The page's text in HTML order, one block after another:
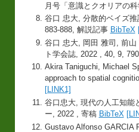
月号「意識とクオリアの
谷口 忠大, 分散的ベイズ
883-888, 解説記事 BibTeX
谷口 忠大, 岡田 雅司, 前
ト学会誌, 2022 , 40, 9,
Akira Taniguchi, Michael
approach to spatial
[LINK1]
谷口忠大, 現代の人工知能
ー, 2022 , 寄稿 BibTeX
Gustavo Alfonso GARCIA